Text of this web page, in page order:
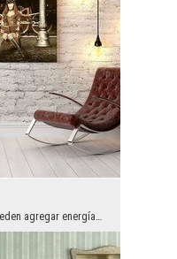
Los accesorios de estilo retro pueden agregar energía a cualquier interior. Si te gustan las loco...